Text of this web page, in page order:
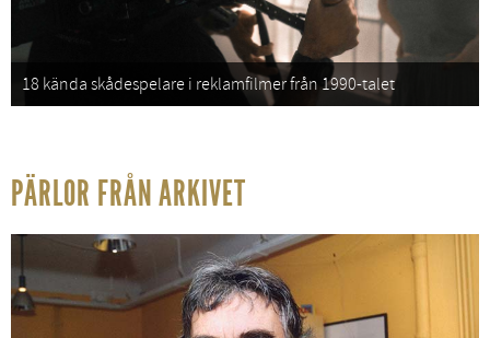
18 kända skådespelare i reklamfilmer från 1990-talet
PÄRLOR FRÅN ARKIVET